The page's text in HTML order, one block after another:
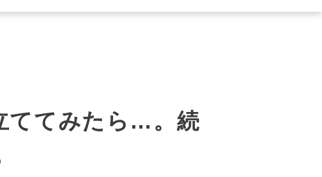
ててみたら…。続